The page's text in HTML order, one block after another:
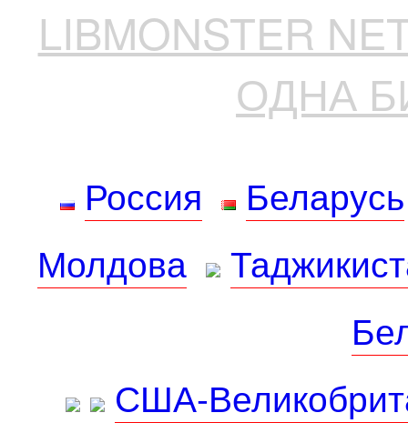
LIBMONSTER
ОДНА
Россия
Беларусь
Молдова
США-